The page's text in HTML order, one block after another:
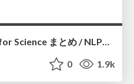
0 1.9k